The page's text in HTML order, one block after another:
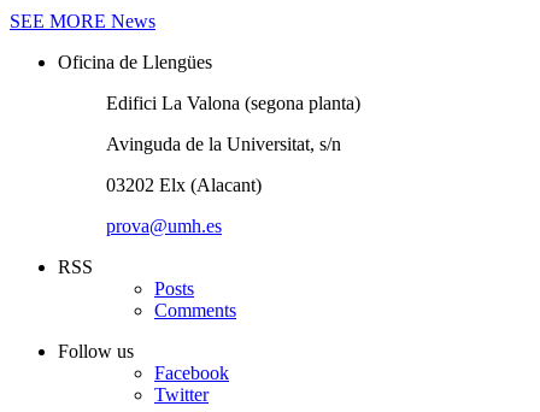
SEE MORE News
Oficina de Llengües
Edifici La Valona (segona planta)
Avinguda de la Universitat, s/n
03202 Elx (Alacant)
prova@umh.es
RSS
Posts
Comments
Follow us
Facebook
Twitter